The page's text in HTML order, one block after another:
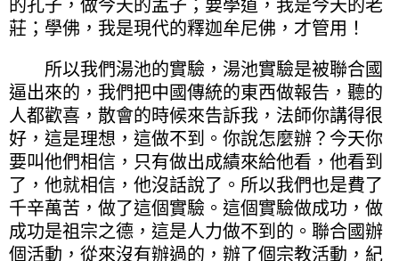
的孔子，做今天的孟子；要學道，我是今天的老
莊；學佛，我是現代的釋迦牟尼佛，才管用！
所以我們湯池的實驗，湯池實驗是被聯合國
逼出來的，我們把中國傳統的東西做報告，聽的
人都歡喜，散會的時候來告訴我，法師你講得很
好，這是理想，這做不到。你說怎麼辦？今天你
要叫他們相信，只有做出成績來給他看，他看到
了，他就相信，他沒話說了。所以我們也是費了
千辛萬苦，做了這個實驗。這個實驗做成功，做
成功是祖宗之德，這是人力做不到的。聯合國辦
個活動，從來沒有辦過的，辦了個宗教活動，紀